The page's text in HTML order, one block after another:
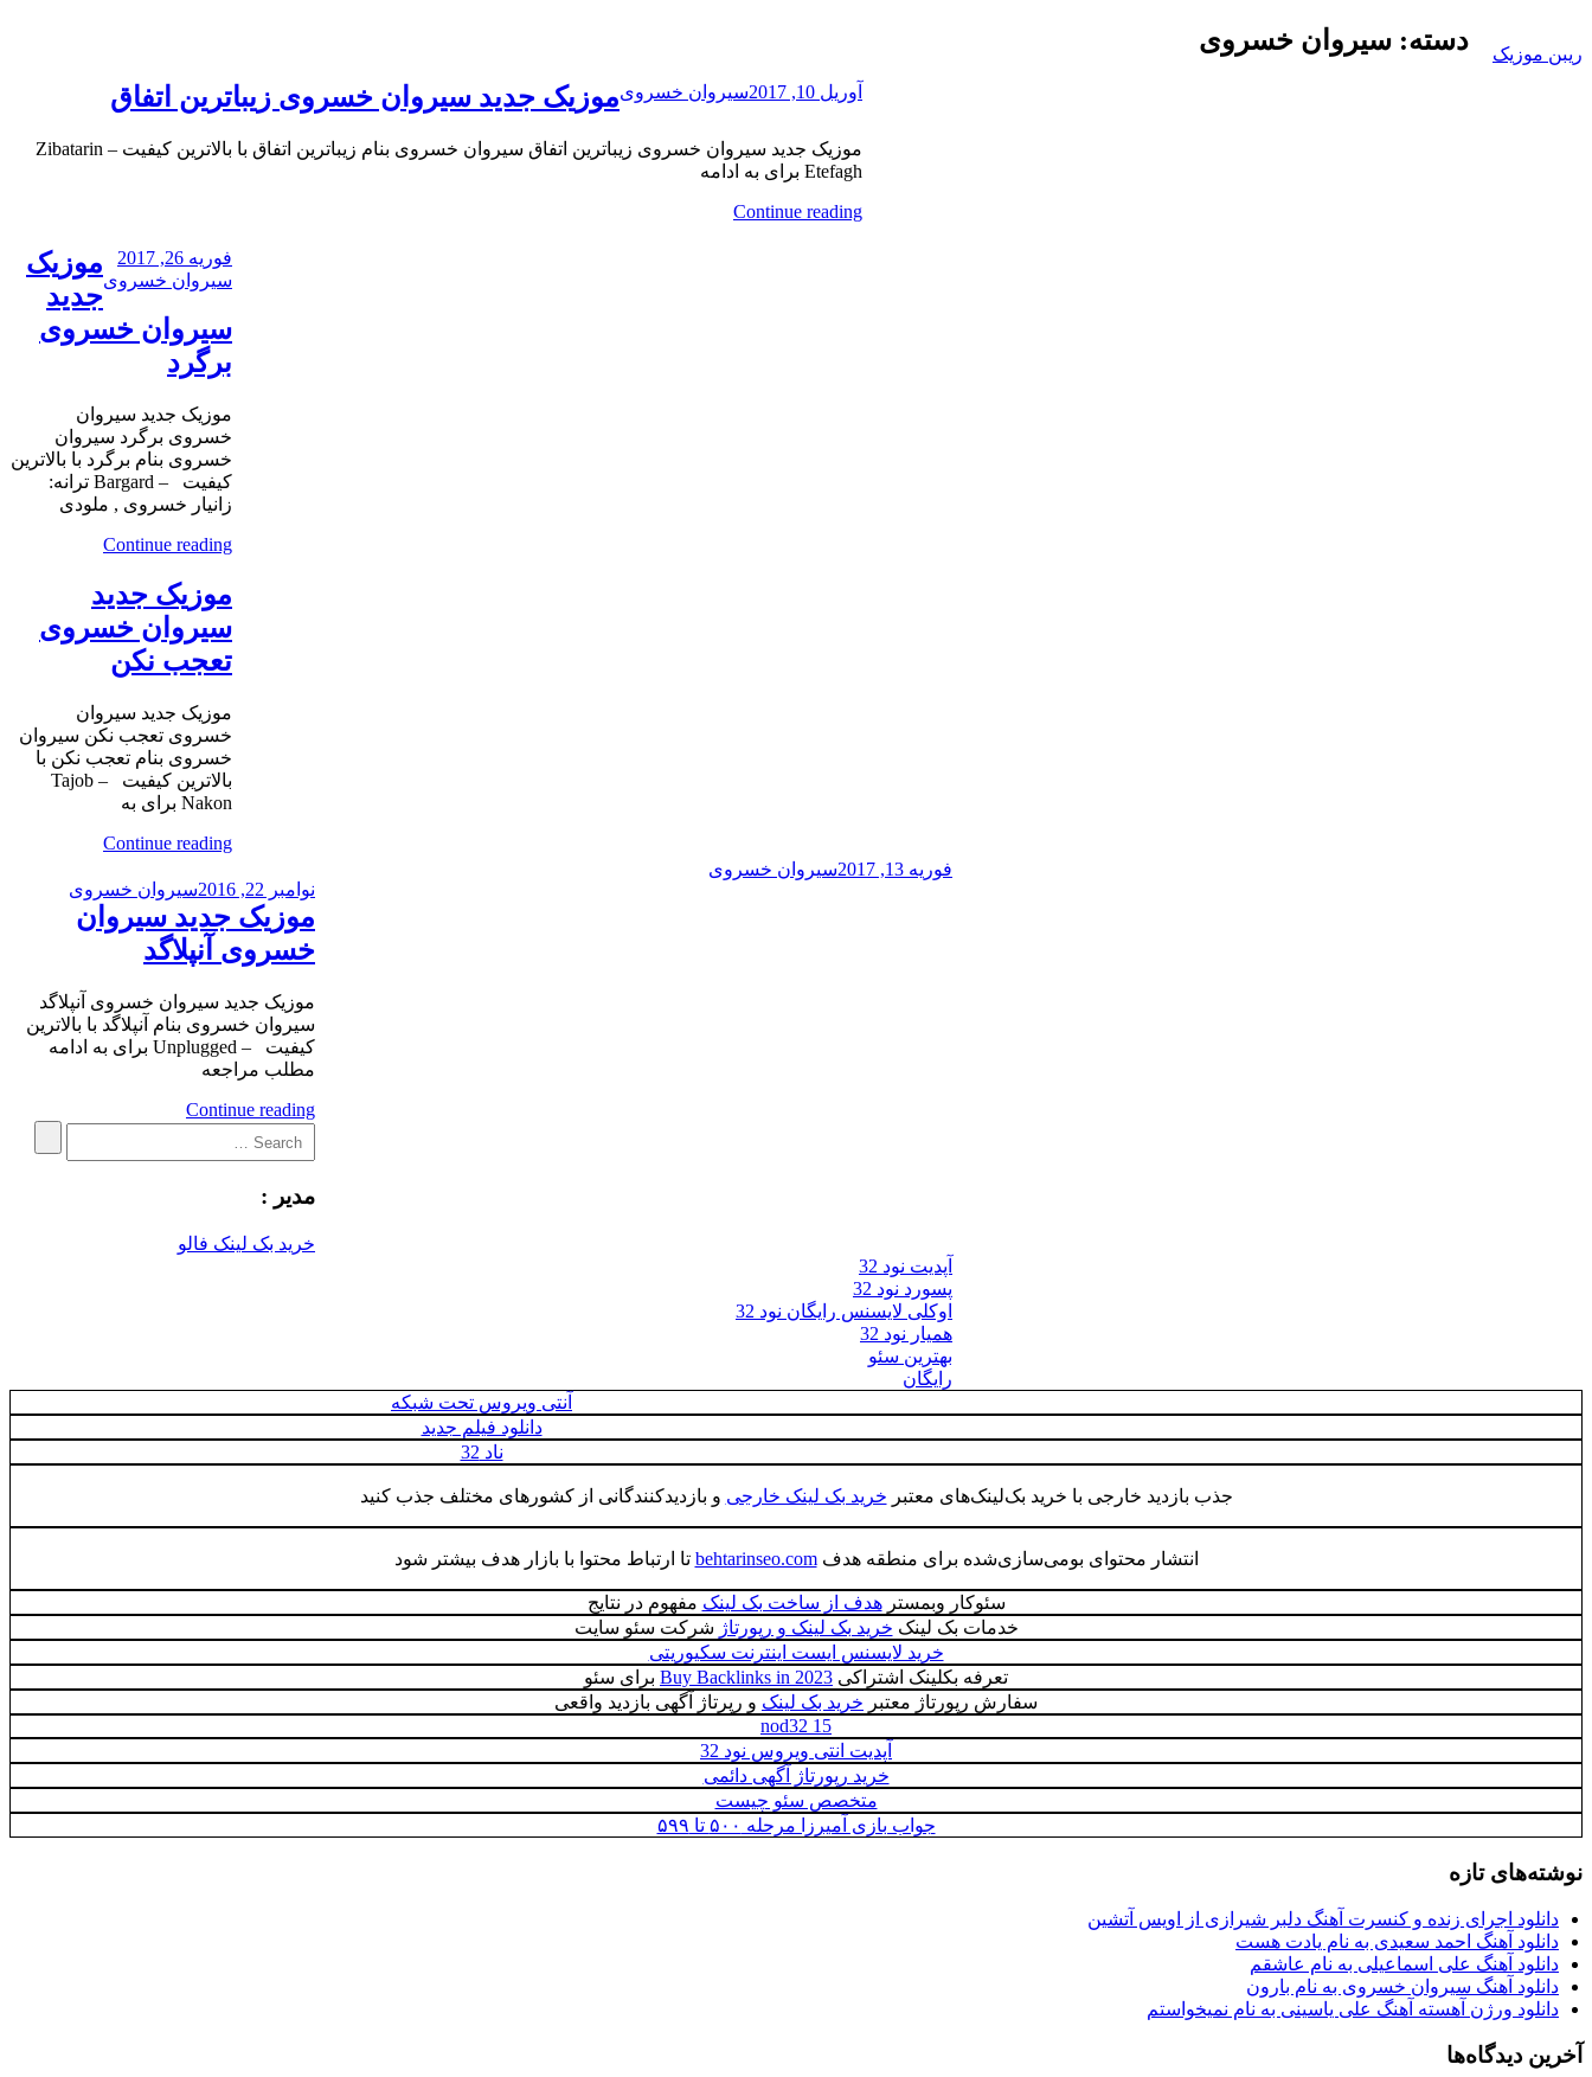
to
ریبن موزیک دسته: سیروان خسروی
آوریل 10, 2017 سیروان خسرویموزیک جدید سیروان خسروی زیباترین اتفاق
موزیک جدید سیروان خسروی زیباترین اتفاق سیروان خسروی بنام زیباترین اتفاق با بالاترین کیفیت – Zibatarin
Etefagh برای به ادامه
Continue reading
فوریه 26, 2017
سیروان خسروی
موزیک
جدید
سیروان خسروی
برگرد
موزیک جدید سیروان
خسروی برگرد سیروان
خسروی بنام برگرد با بالاترین
کیفیت – Bargard ترانه:
زانیار خسروی , ملودى
Continue reading
فوریه 13, 2017 سیروان خسروی
موزیک جدید
سیروان خسروی
تعجب نکن
موزیک جدید سیروان
خسروی تعجب نکن سیروان
خسروی بنام تعجب نکن با
بالاترین کیفیت – Tajob
Nakon برای به
Continue reading
نوامبر 22, 2016 سیروان خسروی
موزیک جدید سیروان
خسروی آنپلاگد
موزیک جدید سیروان خسروی آنپلاگد
سیروان خسروی بنام آنپلاگد با بالاترین
کیفیت – Unplugged برای به ادامه
مطلب مراجعه
Continue reading
Search
for:
مدیر :
خرید بک لینک فالو
آپدیت نود 32
پسورد نود 32
اوکلی لایسنس رایگان نود 32
همیار نود 32
بهترین سئو
رایگان
آنتی ویروس تحت شبکه
دانلود فیلم جدید
ناد 32
جذب بازدید خارجی با خرید بک‌لینک‌های معتبر خرید بک لینک خارجی و بازدیدکنندگانی از کشورهای مختلف جذب کنید
انتشار محتوای بومی‌سازی‌شده برای منطقه هدفbehtarinseo.com تا ارتباط محتوا با بازار هدف بیشتر شود
سئوکار وبمسترهدف از ساخت بک لینک مفهوم در نتایج
خدمات بک لینک خرید بک لینک و رپورتاژ شرکت سئو سایت
خرید لایسنس ایست اینترنت سکیوریتی
تعرفه بکلینک اشتراکی Buy Backlinks in 2023 برای سئو
سفارش رپورتاژ معتبر خرید بک لینک و رپرتاژ آگهی بازدید واقعی
nod32 15
آپدیت انتی ویروس نود 32
خرید رپورتاژ آگهی دائمی
متخصص سئو چیست
جواب بازی آمیرزا مرحله ۵۰۰ تا ۵۹۹
نوشته‌های تازه
دانلود اجرای زنده و کنسرت آهنگ دلبر شیرازی از اویس آتشین
دانلود آهنگ احمد سعیدی به نام یادت هست
دانلود آهنگ علی اسماعیلی به نام عاشقم
دانلود آهنگ سیروان خسروی به نام بارون
دانلود ورژن آهسته آهنگ علی یاسینی به نام نمیخواستم
آخرین دیدگاه‌ها